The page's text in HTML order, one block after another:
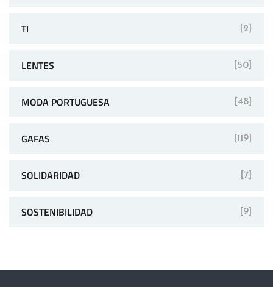
TI [2]
LENTES [50]
MODA PORTUGUESA [48]
GAFAS [119]
SOLIDARIDAD [7]
SOSTENIBILIDAD [9]